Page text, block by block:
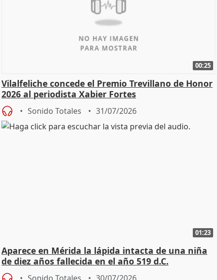
00:25
Vilalfeliche concede el Premio Trevillano de Honor
2026 al periodista Xabier Fortes
Sonido Totales 31/07/2026
01:23
Aparece en Mérida la lápida intacta de una niña
de diez años fallecida en el año 519 d.C.